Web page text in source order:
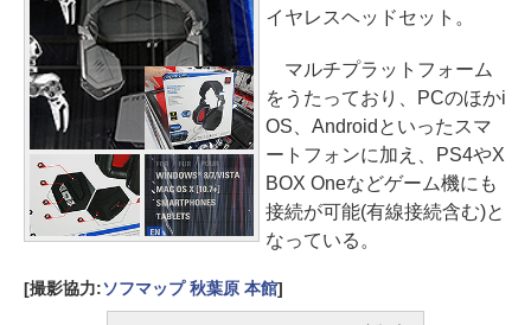
イヤレスヘッドセット。
マルチプラットフォーム
をうたっており、PCのほかi
OS、Androidといったスマ
ートフォンに加え、PS4やX
BOX Oneなどゲーム機にも
接続が可能(有線接続含む)と
なっている。
[撮影協力:ソフマップ 秋葉原 本館]